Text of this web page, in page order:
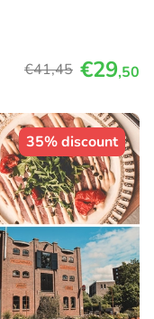
€41,45 €29,50
35% discount